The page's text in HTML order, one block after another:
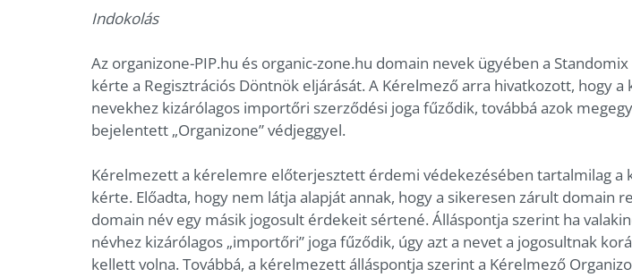
Indokolás
Az organizone-PIP.hu és organic-zone.hu domain nevek ügyében a
kérte a Regisztrációs Döntnök eljárását. A Kérelmező arra hivatkozott, hogy
nevekhez kizárólagos importőri szerződési joga fűződik, továbbá azok
bejelentett „Organizone” védjeggyel.
Kérelmezett a kérelemre előterjesztett érdemi védekezésében tartalmilag a
kérte. Előadta, hogy nem látja alapját annak, hogy a sikeresen zárult domain
domain név egy másik jogosult érdekeit sértené. Álláspontja szerint ha
névhez kizárólagos „importőri” joga fűződik, úgy azt a nevet a jogosultnak
kellett volna. Továbbá, a kérelmezett álláspontja szerint a Kérelmező